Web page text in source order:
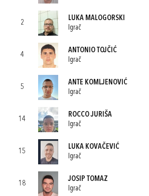
2
LUKA MALOGORSKI
Igrač
4
ANTONIO TOJČIĆ
Igrač
5
ANTE KOMLJENOVIĆ
Igrač
14
ROCCO JURIŠA
Igrač
15
LUKA KOVAČEVIĆ
Igrač
18
JOSIP TOMAZ
Igrač